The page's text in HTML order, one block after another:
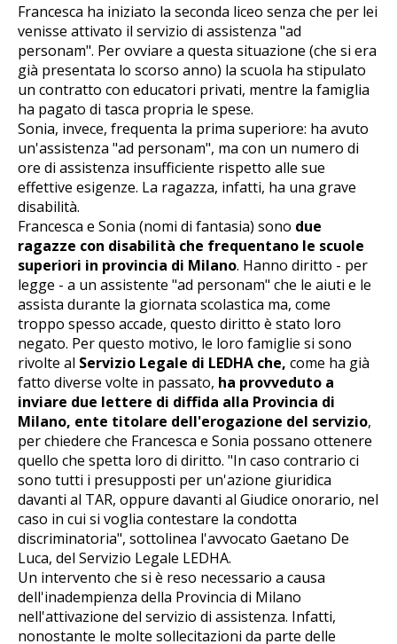
Francesca ha iniziato la seconda liceo senza che per lei
venisse attivato il servizio di assistenza "ad
personam". Per ovviare a questa situazione (che si era
già presentata lo scorso anno) la scuola ha stipulato
un contratto con educatori privati, mentre la famiglia
ha pagato di tasca propria le spese.
Sonia, invece, frequenta la prima superiore: ha avuto
un'assistenza "ad personam", ma con un numero di
ore di assistenza insufficiente rispetto alle sue
effettive esigenze. La ragazza, infatti, ha una grave
disabilità.
Francesca e Sonia (nomi di fantasia) sono due
ragazze con disabilità che frequentano le scuole
superiori in provincia di Milano. Hanno diritto - per
legge - a un assistente "ad personam" che le aiuti e le
assista durante la giornata scolastica ma, come
troppo spesso accade, questo diritto è stato loro
negato. Per questo motivo, le loro famiglie si sono
rivolte al Servizio Legale di LEDHA che, come ha già
fatto diverse volte in passato, ha provveduto a
inviare due lettere di diffida alla Provincia di
Milano, ente titolare dell'erogazione del servizio,
per chiedere che Francesca e Sonia possano ottenere
quello che spetta loro di diritto. "In caso contrario ci
sono tutti i presupposti per un'azione giuridica
davanti al TAR, oppure davanti al Giudice onorario, nel
caso in cui si voglia contestare la condotta
discriminatoria", sottolinea l'avvocato Gaetano De
Luca, del Servizio Legale LEDHA.
Un intervento che si è reso necessario a causa
dell'inadempienza della Provincia di Milano
nell'attivazione del servizio di assistenza. Infatti,
nonostante le molte sollecitazioni da parte delle